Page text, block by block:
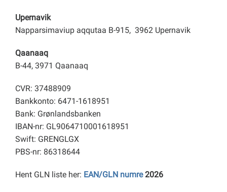
Upernavik
Napparsimaviup aqqutaa B-915, 3962 Upernavik
Qaanaaq
B-44, 3971 Qaanaaq
CVR: 37488909
Bankkonto: 6471-1618951
Bank: Grønlandsbanken
IBAN-nr: GL9064710001618951
Swift: GRENGLGX
PBS-nr: 86318644
Hent GLN liste her: EAN/GLN numre2026